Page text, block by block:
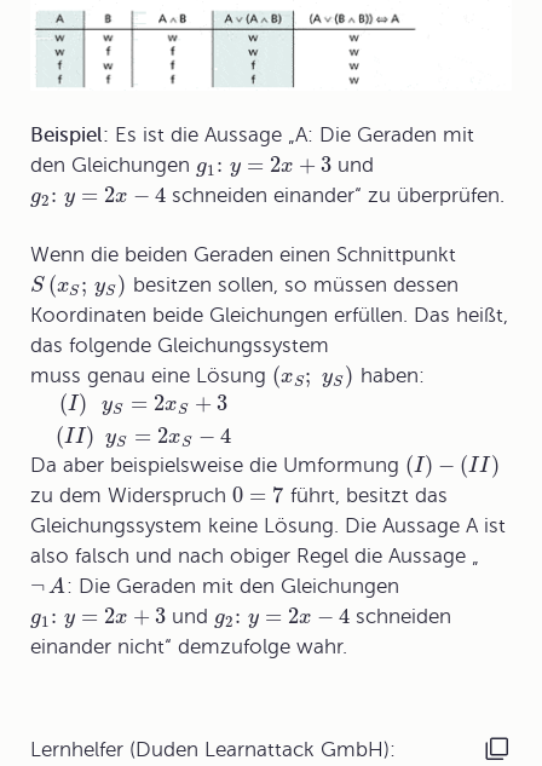
Beispiel: Es ist die Aussage „A: Die Geraden mit
den Gleichungen g1 : y = 2x + 3 und
g2 : y = 2x − 4 schneiden einander“ zu überprüfen.
Wenn die beiden Geraden einen Schnittpunkt
S (xS ; yS ) besitzen sollen, so müssen dessen
Koordinaten beide Gleichungen erfüllen. Das heißt,
das folgende Gleichungssystem
muss genau eine Lösung (xS ; yS ) haben:
(I) yS = 2xS + 3
(II) yS = 2xS − 4
Da aber beispielsweise die Umformung (I) − (II)
zu dem Widerspruch 0 = 7 führt, besitzt das
Gleichungssystem keine Lösung. Die Aussage A ist
also falsch und nach obiger Regel die Aussage „
¬A: Die Geraden mit den Gleichungen
g1 : y = 2x + 3 und g2: y = 2x − 4 schneiden
einander nicht“ demzufolge wahr.
Lernhelfer (Duden Learnattack GmbH):